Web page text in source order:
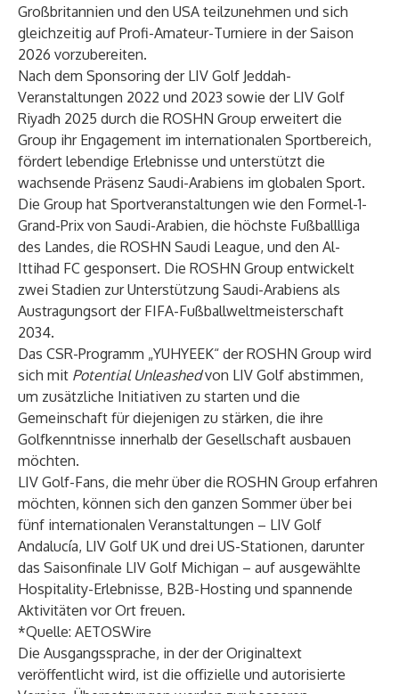
Großbritannien und den USA teilzunehmen und sich
gleichzeitig auf Profi-Amateur-Turniere in der Saison
2026 vorzubereiten.
Nach dem Sponsoring der LIV Golf Jeddah-
Veranstaltungen 2022 und 2023 sowie der LIV Golf
Riyadh 2025 durch die ROSHN Group erweitert die
Group ihr Engagement im internationalen Sportbereich,
fördert lebendige Erlebnisse und unterstützt die
wachsende Präsenz Saudi-Arabiens im globalen Sport.
Die Group hat Sportveranstaltungen wie den Formel-1-
Grand-Prix von Saudi-Arabien, die höchste Fußballliga
des Landes, die ROSHN Saudi League, und den Al-
Ittihad FC gesponsert. Die ROSHN Group entwickelt
zwei Stadien zur Unterstützung Saudi-Arabiens als
Austragungsort der FIFA-Fußballweltmeisterschaft
2034.
Das CSR-Programm „YUHYEEK“ der ROSHN Group wird
sich mit Potential Unleashedvon LIV Golf abstimmen,
um zusätzliche Initiativen zu starten und die
Gemeinschaft für diejenigen zu stärken, die ihre
Golfkenntnisse innerhalb der Gesellschaft ausbauen
möchten.
LIV Golf-Fans, die mehr über die ROSHN Group erfahren
möchten, können sich den ganzen Sommer über bei
fünf internationalen Veranstaltungen – LIV Golf
Andalucía, LIV Golf UK und drei US-Stationen, darunter
das Saisonfinale LIV Golf Michigan – auf ausgewählte
Hospitality-Erlebnisse, B2B-Hosting und spannende
Aktivitäten vor Ort freuen.
*Quelle: AETOSWire
Die Ausgangssprache, in der der Originaltext
veröffentlicht wird, ist die offizielle und autorisierte